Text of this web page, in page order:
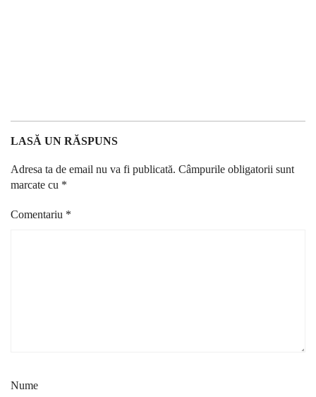
LASĂ UN RĂSPUNS
Adresa ta de email nu va fi publicată. Câmpurile obligatorii sunt
marcate cu *
Comentariu *
Nume